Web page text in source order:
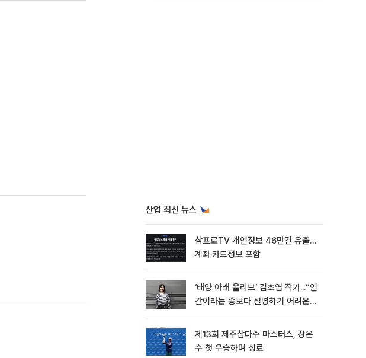
산업 최신 뉴스
삼프로TV 개인정보 46만건 유출…
계좌·카드정보 포함
‘태양 아래 올리브’ 김초엽 작가...“인
간이라는 종보다 설명하기 어려운
뷰]
제13회 제주삼다수 마스터스, 장은
수 첫 우승하며 성료